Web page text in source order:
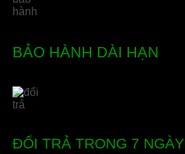
BẢO HÀNH DÀI HẠN
ĐỔI TRẢ TRONG 7 NGÀY